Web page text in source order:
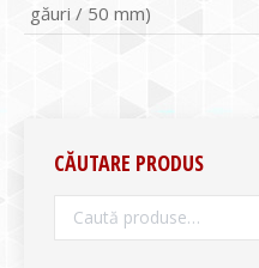
găuri / 50 mm)
CĂUTARE PRODUS